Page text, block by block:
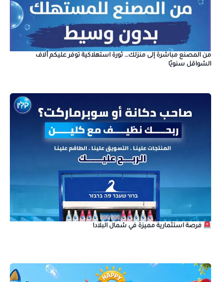
من المصنع مباشرة إلى منزلك… ثورة استهلاكية توفر عليكم آلاف
الشواقل سنويًا
فرصة استثمارية مميزة في شمال البلاد!